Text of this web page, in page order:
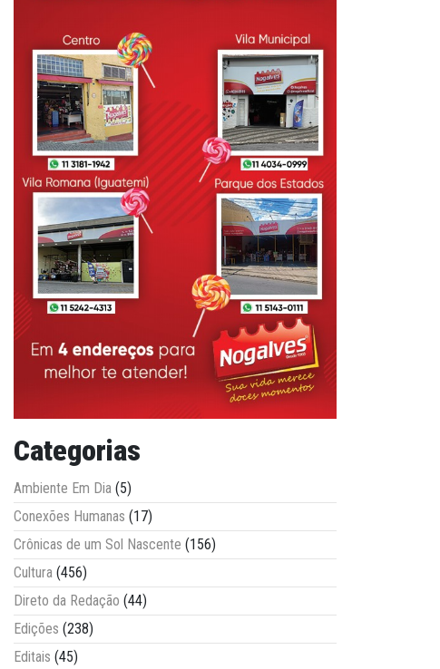
Categorias
Ambiente Em Dia (5)
Conexões Humanas (17)
Crônicas de um Sol Nascente (156)
Cultura (456)
Direto da Redação (44)
Edições (238)
Editais (45)